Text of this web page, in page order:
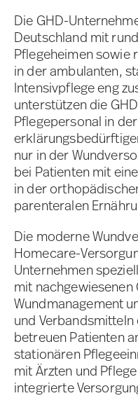
Die GHD-
Deutschland mit
Pflegeheimen sowie
in der ambulanten,
Intensivpflege eng
unterstützen die
Pflegepersonal in
nur in der
bei Patienten mit
in der
parenteralen
Die moderne
Homecare-
Unternehmen
mit
Wundmanagement
und
betreuen Patienten
stationären
mit Ärzten und
integrierte